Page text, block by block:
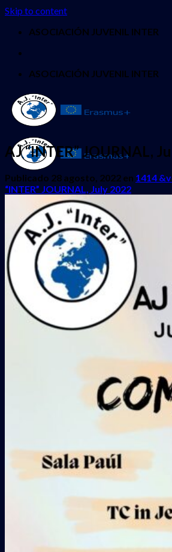
Skip to content
ASOCIACIÓN JUVENIL INTER
ASOCIACIÓN JUVENIL INTER
INICIO
QUIENES SOMOS
PROYECTOS
Erasmus + Juventud
CES
Galería
COLABORADORES
CONTACTO
AJ “INTER” JOURNAL,
Publicado 28 agosto, 2022 en 1414
“INTER” JOURNAL, July 2022